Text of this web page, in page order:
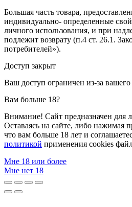
Большая часть товара,
индивидуально- определенные
личного использования, и при
подлежит возврату (п.4 ст. 26.1.
потребителей»).
Доступ закрыт
Ваш доступ ограничен из-за вашего
Вам больше 18?
Внимание! Сайт предназначен для
Оставаясь на сайте, либо нажимая
что вам больше 18 лет и
политикой применения cookies
Мне 18 или более
Мне нет 18